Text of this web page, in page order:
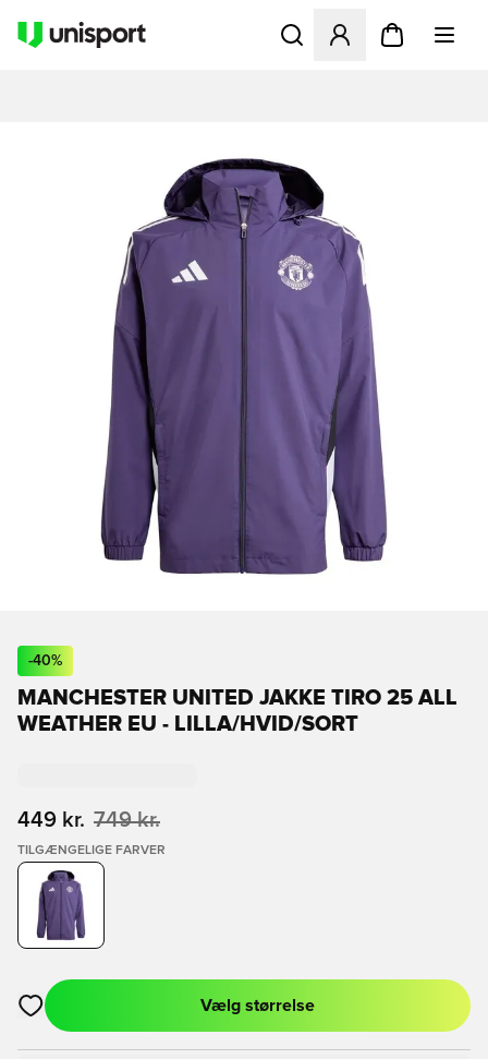
Åbner en Modal til at
-40%
MANCHESTER UNITED JAKKE TIRO 25 ALL
WEATHER EU - LILLA/HVID/SORT
449 kr. 749 kr.
TILGÆNGELIGE FARVER
Åbner en Modal til at logge ind eller tilmelde dig som medlem
Vælg størrelse